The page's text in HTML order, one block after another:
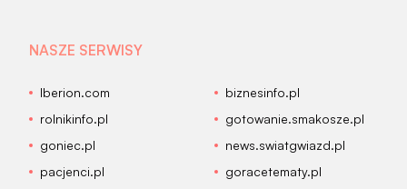
NASZE SERWISY
Iberion.com
biznesinfo.pl
rolnikinfo.pl
gotowanie.smakosze.pl
goniec.pl
news.swiatgwiazd.pl
pacjenci.pl
goracetematy.pl